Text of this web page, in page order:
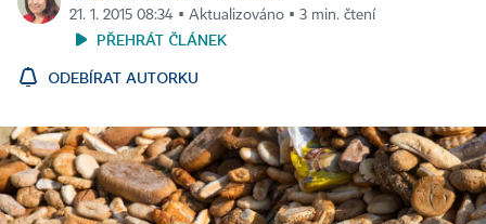
21. 1. 2015 08:34 ▪ Aktualizováno ▪ 3 min. čtení
PŘEHRÁT ČLÁNEK
ODEBÍRAT AUTORKU